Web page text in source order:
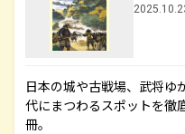
日本の城や古戦場、武将ゆ
代にまつわるスポットを徹
冊。